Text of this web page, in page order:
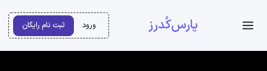
پارس‌کُدرز ورود ثبت نام رایگان